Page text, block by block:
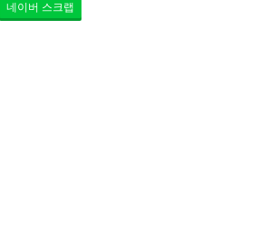
네이버 스크랩